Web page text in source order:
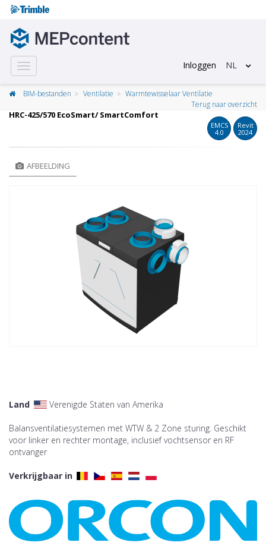
Toggle
navigation
Inloggen NL
BIM-bestanden Ventilatie
Warmtewisselaar Ventilatie
Terug naar overzicht
HRC-425/570 EcoSmart/ SmartComfort
EMCS
4.0
Revit
2024
AFBEELDING
Land Verenigde Staten van Amerika
Balansventilatiesystemen met WTW & 2 Zone sturing. Geschikt
voor linker en rechter montage, inclusief vochtsensor en RF
ontvanger
Verkrijgbaar in